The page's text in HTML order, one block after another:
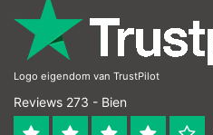
Logo eigendom van TrustPilot
Reviews 273 - Bien